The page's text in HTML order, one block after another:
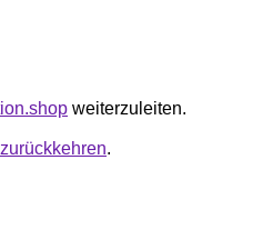
weiterzuleiten.
.